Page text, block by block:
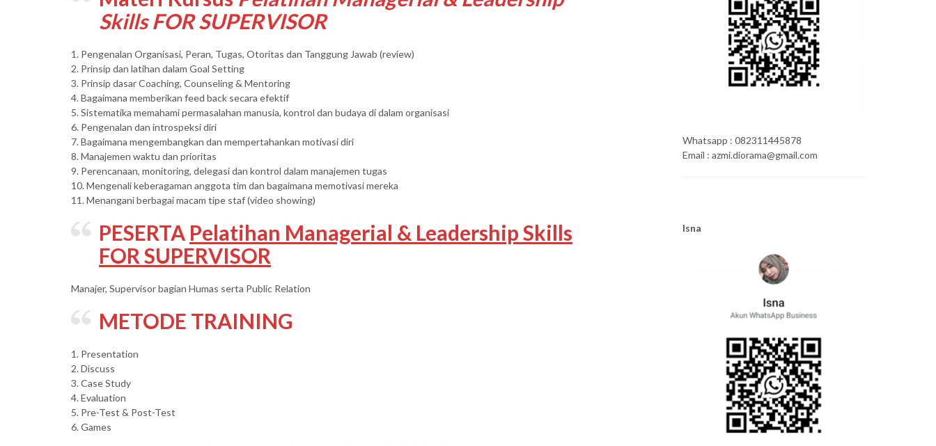
Skills FOR SUPERVISOR
1. Pengenalan Organisasi, Peran, Tugas, Otoritas dan Tanggung Jawab (review)
2. Prinsip dan latihan dalam Goal Setting
3. Prinsip dasar Coaching, Counseling & Mentoring
4. Bagaimana memberikan feed back secara efektif
5. Sistematika memahami permasalahan manusia, kontrol dan budaya di dalam organisasi
6. Pengenalan dan introspeksi diri
7. Bagaimana mengembangkan dan mempertahankan motivasi diri
8. Manajemen waktu dan prioritas
9. Perencanaan, monitoring, delegasi dan kontrol dalam manajemen tugas
10. Mengenali keberagaman anggota tim dan bagaimana memotivasi mereka
11. Menangani berbagai macam tipe staf (video showing)
PESERTA Pelatihan Managerial & Leadership Skills
FOR SUPERVISOR
Manajer, Supervisor bagian Humas serta Public Relation
METODE TRAINING
1. Presentation
2. Discuss
3. Case Study
4. Evaluation
5. Pre-Test & Post-Test
6. Games
Whatsapp : 082311445878
Email : azmi.diorama@gmail.com
Isna